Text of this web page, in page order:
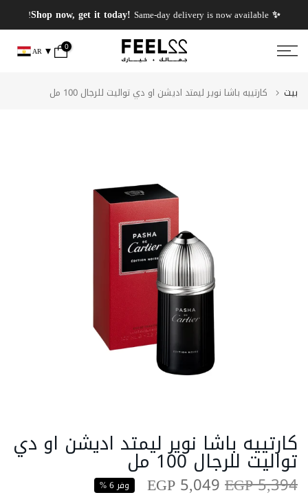
انتقل
إلى
المحتوى
✨ Shop now, get it today!
Same-day delivery is now available!
0
AR
بيت كارتييه باشا نوير ليمتد اديشن او دي تواليت للرجال 100 مل
كارتييه باشا نوير ليمتد اديشن او دي
تواليت للرجال 100 مل
EGP 5,394
EGP 5,049 وفر 6 %